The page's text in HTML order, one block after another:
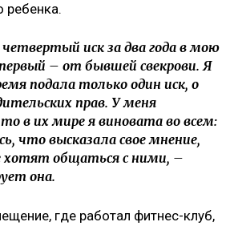
ребенка.
иск за два года в мою
– от бывшей свекрови. Я
подала только один иск, о
прав. У меня
в их мире я виновата во всем:
что высказала свое мнение,
хотят общаться с ними, –
она.
где работал фитнес-клуб,